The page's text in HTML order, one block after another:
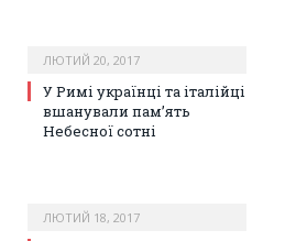
ЛЮТИЙ 20, 2017
У Римі українці та італійці
вшанували пам’ять
Небесної сотні
ЛЮТИЙ 18, 2017